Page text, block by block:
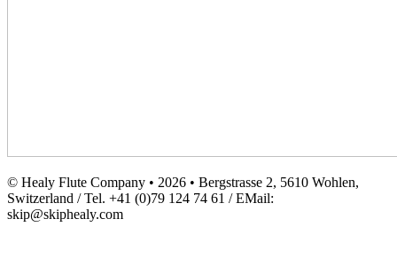
© Healy Flute Company • 2026 • Bergstrasse 2, 5610 Wohlen,
Switzerland / Tel. +41 (0)79 124 74 61 / EMail:
skip@skiphealy.com